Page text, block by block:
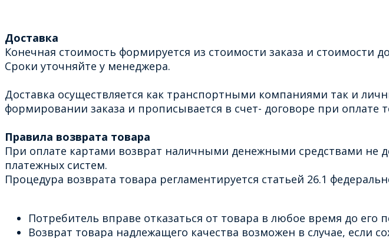
Доставка
Конечная стоимость формируется из стоимости заказа и
Сроки уточняйте у менеджера.
Доставка осуществляется как транспортными компаниями так и
формировании заказа и прописывается в счет- договоре при оплате
Правила возврата товара
При оплате картами возврат наличными денежными средствами не
платежных систем.
Процедура возврата товара регламентируется статьей 26.1
Потребитель вправе отказаться от товара в любое время до его
Возврат товара надлежащего качества возможен в случае, если